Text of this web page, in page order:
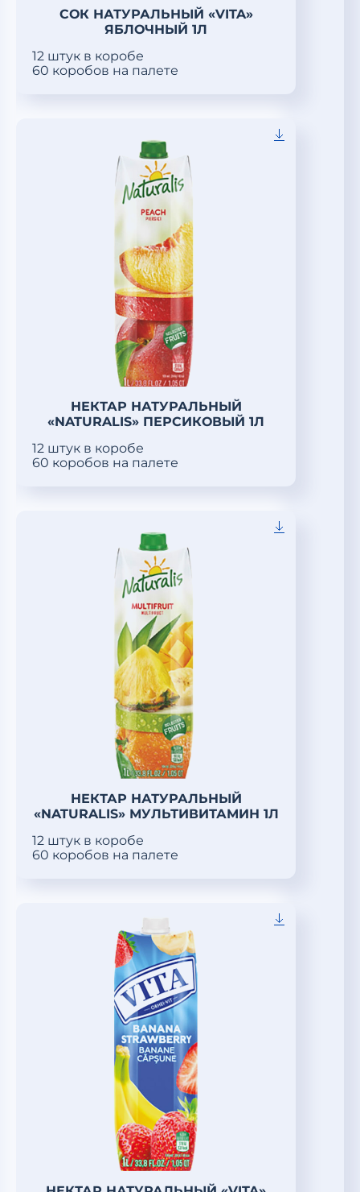
СОК НАТУРАЛЬНЫЙ «VITA»
ЯБЛОЧНЫЙ 1Л
12 штук в коробе
60 коробов на палете
НЕКТАР НАТУРАЛЬНЫЙ
«NATURALIS» ПЕРСИКОВЫЙ 1Л
12 штук в коробе
60 коробов на палете
НЕКТАР НАТУРАЛЬНЫЙ
«NATURALIS» МУЛЬТИВИТАМИН 1Л
12 штук в коробе
60 коробов на палете